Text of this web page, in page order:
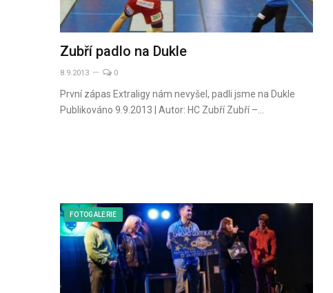
Zubří padlo na Dukle
8.9.2013 0
První zápas Extraligy nám nevyšel, padli jsme na Dukle
Publikováno 9.9.2013 | Autor: HC Zubří Zubří –…
FOTOGALERIE